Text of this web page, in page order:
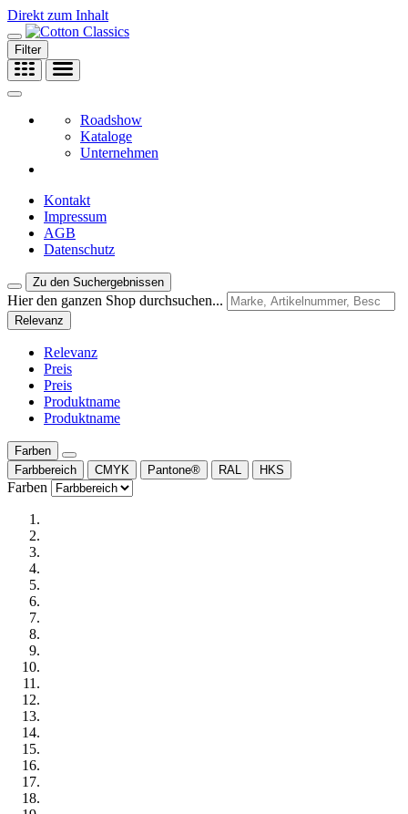
Direkt zum Inhalt
Filter
Roadshow
Kataloge
Unternehmen
Kontakt
Impressum
AGB
Datenschutz
Zu den Suchergebnissen
Hier den ganzen Shop durchsuchen...
Relevanz
Relevanz
Preis
Preis
Produktname
Produktname
Farben
Farbbereich
CMYK Pantone® RAL HKS
Farben